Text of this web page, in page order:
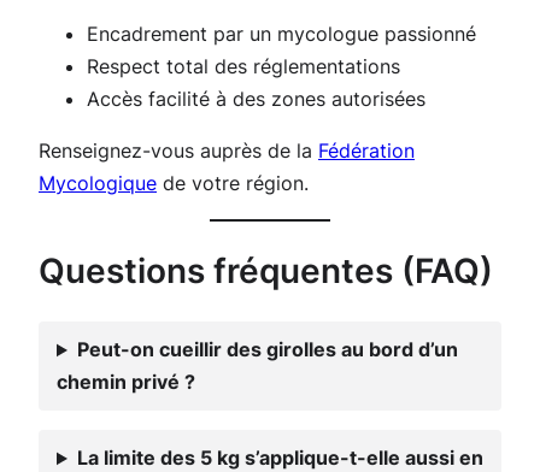
Encadrement par un mycologue passionné
Respect total des réglementations
Accès facilité à des zones autorisées
Renseignez-vous auprès de la Fédération
Mycologique de votre région.
Questions fréquentes (FAQ)
Peut-on cueillir des girolles au bord d’un
chemin privé ?
La limite des 5 kg s’applique-t-elle aussi en